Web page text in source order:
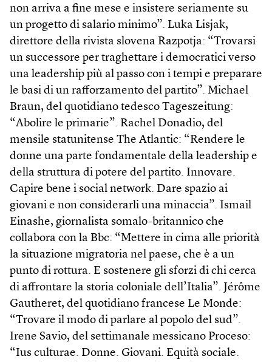
non arriva a fine mese e insistere seriamente su
un progetto di salario minimo”. Luka Lisjak,
direttore della rivista slovena Razpotja: “Trovarsi
un successore per traghettare i democratici verso
una leadership più al passo con i tempi e preparare
le basi di un rafforzamento del partito”. Michael
Braun, del quotidiano tedesco Tageszeitung:
“Abolire le primarie”. Rachel Donadio, del
mensile statunitense The Atlantic: “Rendere le
donne una parte fondamentale della leadership e
della struttura di potere del partito. Innovare.
Capire bene i social network. Dare spazio ai
giovani e non considerarli una minaccia”. Ismail
Einashe, giornalista somalo-britannico che
collabora con la Bbc: “Mettere in cima alle priorità
la situazione migratoria nel paese, che è a un
punto di rottura. E sostenere gli sforzi di chi cerca
di affrontare la storia coloniale dell’Italia”. Jérôme
Gautheret, del quotidiano francese Le Monde:
“Trovare il modo di parlare al popolo del sud”.
Irene Savio, del settimanale messicano Proceso:
“Ius culturae. Donne. Giovani. Equità sociale.